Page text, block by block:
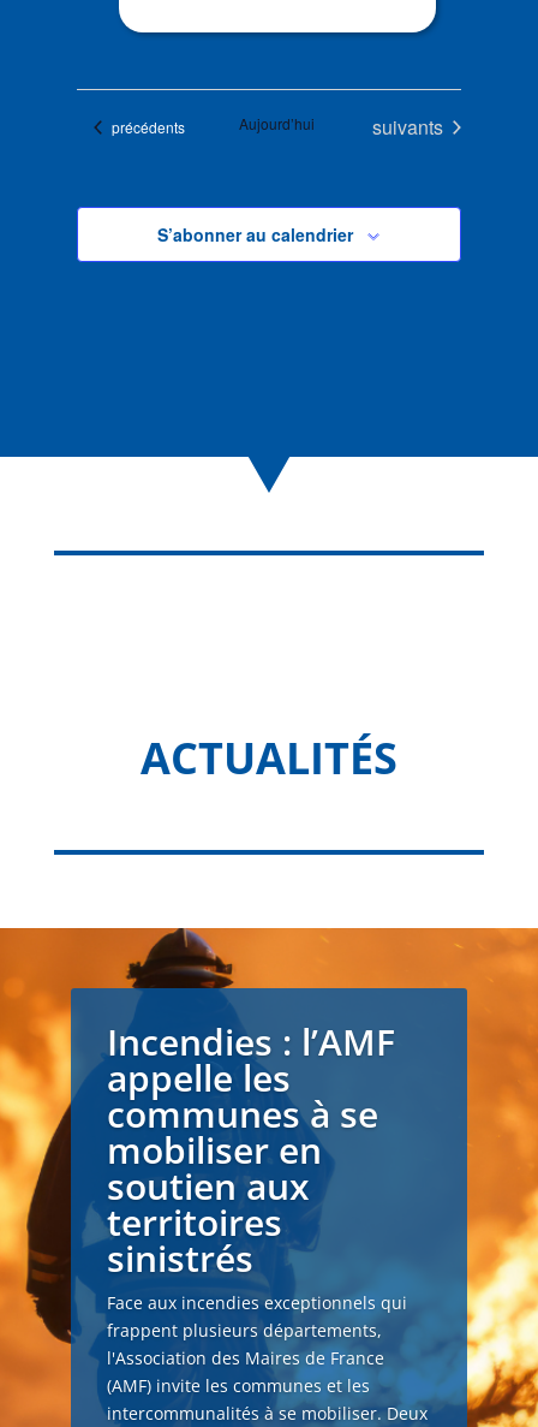
Évènements
précédents Aujourd’hui Évènements
suivants
S’abonner au calendrier
ACTUALITÉS
Incendies : l’AMF
appelle les
communes à se
mobiliser en
soutien aux
territoires
sinistrés
Face aux incendies exceptionnels qui
frappent plusieurs départements,
l'Association des Maires de France
(AMF) invite les communes et les
intercommunalités à se mobiliser. Deux